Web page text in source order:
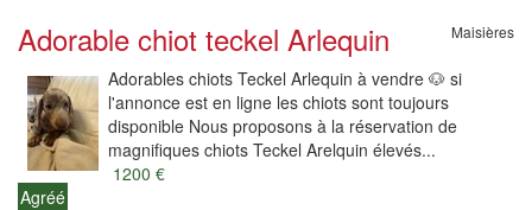
Adorable chiot teckel Arlequin Maisières
Adorables chiots Teckel Arlequin à vendre 🐶 si
l'annonce est en ligne les chiots sont toujours
disponible Nous proposons à la réservation de
magnifiques chiots Teckel Arelquin élevés...
1200 €
Agréé